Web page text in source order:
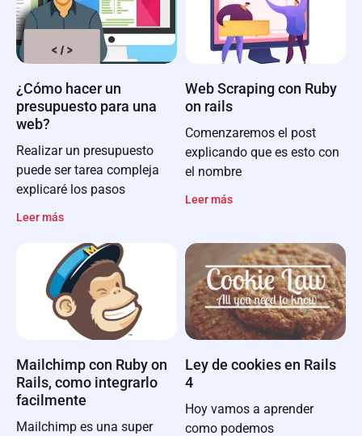
¿Cómo hacer un
presupuesto para una
web?
Realizar un presupuesto
puede ser tarea compleja
explicaré los pasos
Leer más
Web Scraping con Ruby
on rails
Comenzaremos el post
explicando que es esto con
el nombre
Leer más
Mailchimp con Ruby on
Rails, como integrarlo
facilmente
Mailchimp es una super
Ley de cookies en Rails
4
Hoy vamos a aprender
como podemos